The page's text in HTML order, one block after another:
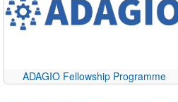
ADAGIO Fellowship Programme